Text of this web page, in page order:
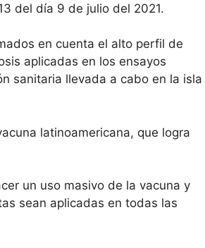
del día 9 de julio del 2021.
en cuenta el alto perfil de
aplicadas en los ensayos
sanitaria llevada a cabo en la isla
latinoamericana, que logra
un uso masivo de la vacuna y
sean aplicadas en todas las